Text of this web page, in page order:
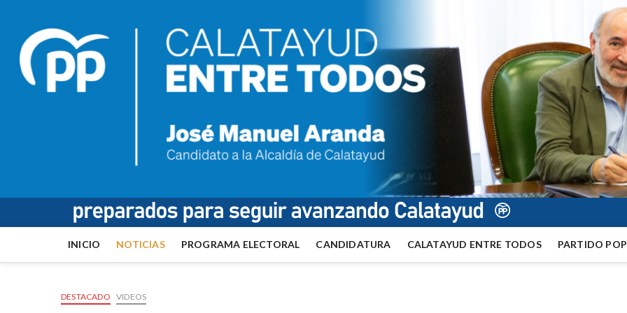
INICIO NOTICIAS PROGRAMA ELECTORAL CANDIDATURA CALATAYUD ENTRE TODOS PARTIDO
DESTACADO VIDEOS